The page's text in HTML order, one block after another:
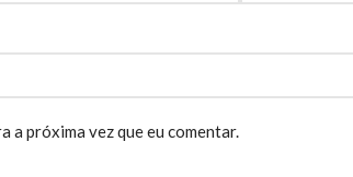
a próxima vez que eu comentar.